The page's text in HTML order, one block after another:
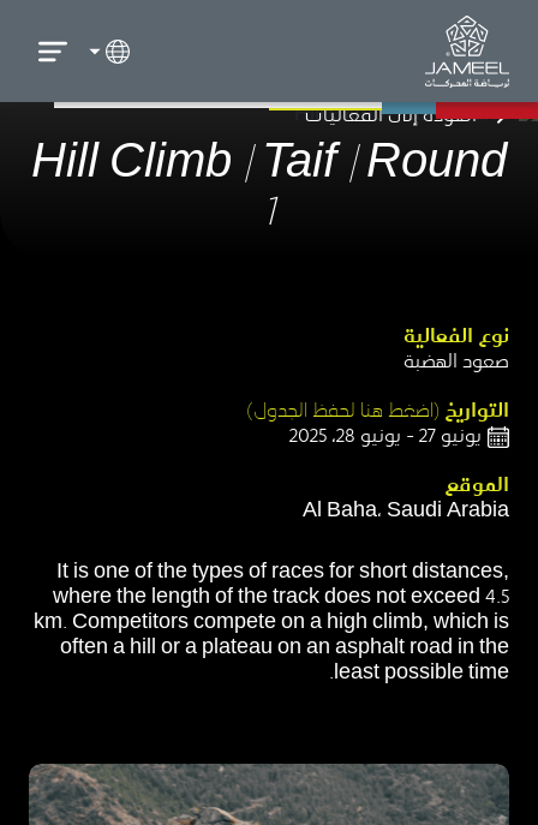
العودة إلى الفعاليات
Hill Climb | Taif | Round
1
نوع الفعالية​
صعود الهضبة​
التواريخ (اضغط هنا لحفظ الجدول)​
يونيو 27 - يونيو 28، 2025
الموقع​
Al Baha، Saudi Arabia
It is one of the types of races for short distances,
where the length of the track does not exceed 4.5
km. Competitors compete on a high climb, which is
often a hill or a plateau on an asphalt road in the
least possible time.